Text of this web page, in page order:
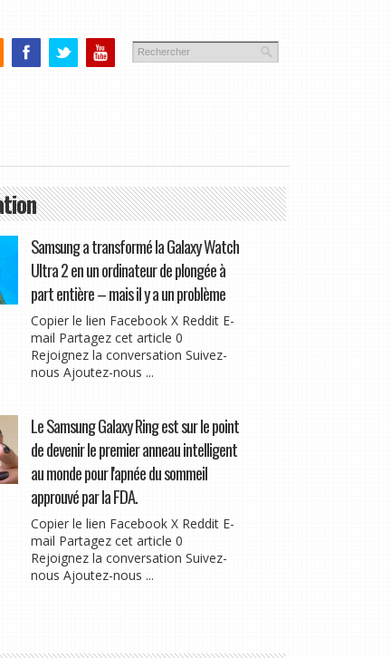
Samsung a transformé la Galaxy Watch
Ultra 2 en un ordinateur de plongée à
part entière – mais il y a un problème
Copier le lien Facebook X Reddit E-
mail Partagez cet article 0
Rejoignez la conversation Suivez-
nous Ajoutez-nous ...
Le Samsung Galaxy Ring est sur le point
de devenir le premier anneau intelligent
au monde pour l'apnée du sommeil
approuvé par la FDA.
Copier le lien Facebook X Reddit E-
mail Partagez cet article 0
Rejoignez la conversation Suivez-
nous Ajoutez-nous ...